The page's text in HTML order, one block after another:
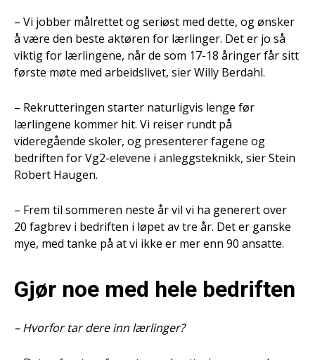
– Vi jobber målrettet og seriøst med dette, og ønsker
å være den beste aktøren for lærlinger. Det er jo så
viktig for lærlingene, når de som 17-18 åringer får sitt
første møte med arbeidslivet, sier Willy Berdahl.
– Rekrutteringen starter naturligvis lenge før
lærlingene kommer hit. Vi reiser rundt på
videregående skoler, og presenterer fagene og
bedriften for Vg2-elevene i anleggsteknikk, sier Stein
Robert Haugen.
– Frem til sommeren neste år vil vi ha generert over
20 fagbrev i bedriften i løpet av tre år. Det er ganske
mye, med tanke på at vi ikke er mer enn 90 ansatte.
Gjør noe med hele bedriften
– Hvorfor tar dere inn lærlinger?